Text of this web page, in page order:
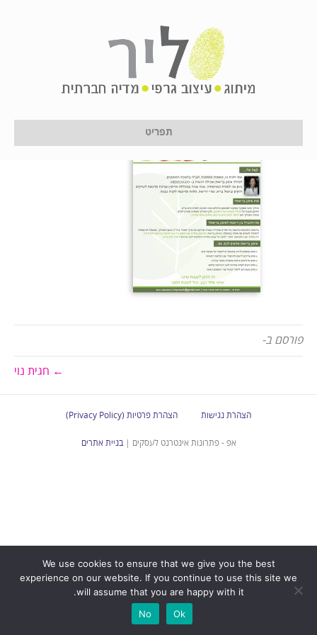
תפריט
tab1hagit
11 בינואר 2017
פורסם ב-
← חגית נוי
הצהרת נגישות הצהרת פרטיות (Privacy Policy)
אפ - פתרונות אינטרנט לעסקים |בניית אתרים
We use cookies to ensure that we give you the best
experience on our website. If you continue to use this site we
will assume that you are happy with it.
Ok
No